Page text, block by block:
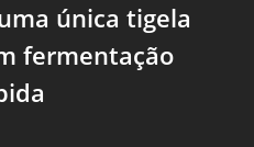
única tigela
fermentação